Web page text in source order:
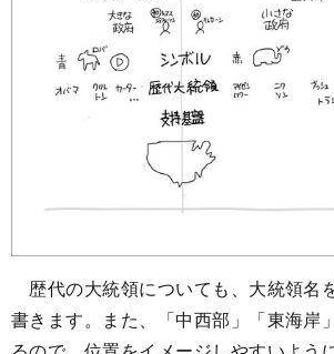
歴代の大統領についても、大統領名
書きます。また、「中西部」「東海岸